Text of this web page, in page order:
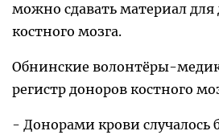
можно сдавать материал для
костного мозга.
Обнинские волонтёры-
регистр доноров костного
- Донорами крови